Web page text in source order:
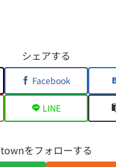
シェアする
Facebook
LINE
townをフォローする